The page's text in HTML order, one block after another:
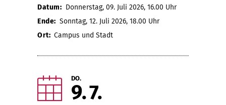
Datum: Donnerstag, 09. Juli 2026, 16.00 Uhr
Ende: Sonntag, 12. Juli 2026, 18.00 Uhr
Ort: Campus und Stadt
DO.
9 7